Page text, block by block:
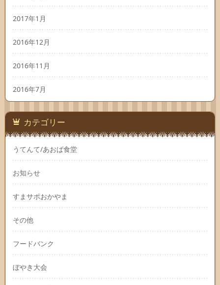
2017年1月
2016年12月
2016年11月
2016年7月
カテゴリー
うてんて/あおば食堂
お知らせ
すまサポおかやま
その他
フードバンク
ぼやき大会